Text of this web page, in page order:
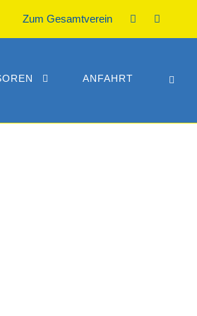
Zum Gesamtverein
ANFAHRT